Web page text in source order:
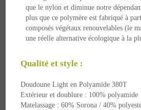
que le nylon et diminue notre
plus que ce polymère est fabriqué à
composés végétaux renouvelables (le
une réelle alternative écologique à la
Qualité et style :
Doudoune Light en Polyamide 380T
Extérieur et doublure : 100% polyamide
Matelassage : 60% Sorona / 40%